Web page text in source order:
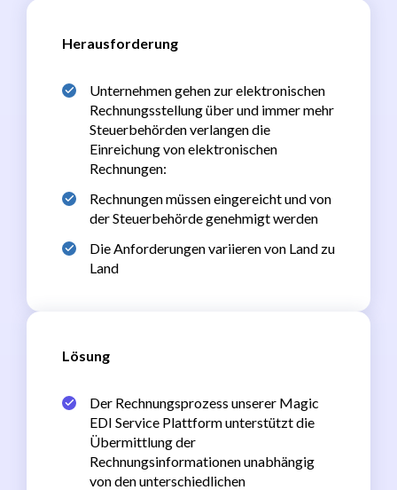
Herausforderung
Unternehmen gehen zur elektronischen
Rechnungsstellung über und immer mehr
Steuerbehörden verlangen die
Einreichung von elektronischen
Rechnungen:
Rechnungen müssen eingereicht und von
der Steuerbehörde genehmigt werden
Die Anforderungen variieren von Land zu
Land
Lösung
Der Rechnungsprozess unserer Magic
EDI Service Plattform unterstützt die
Übermittlung der
Rechnungsinformationen unabhängig
von den unterschiedlichen